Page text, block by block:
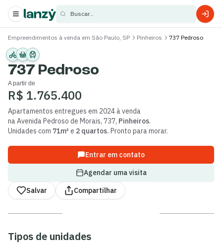
Buscar...
Empreendimentos à venda em São Paulo, SP Pinheiros 737 Pedroso
737 Pedroso
A partir de
R$ 1.765.400
Apartamentos entregues em 2024à venda
naAvenida Pedroso de Morais, 737, Pinheiros.
Unidades com 71m² e 2 quartos. Pronto para morar.
Entrar em contato
Agendar uma visita
Salvar
Compartilhar
Tipos de unidades